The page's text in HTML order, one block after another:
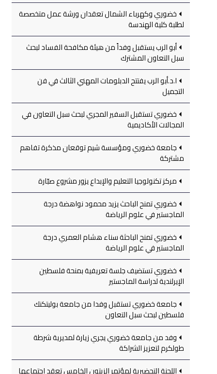
خضوري وكهرباء الشمال تعقدان ورشة عمل متخصصة
لطلبة كلية الهندسة
أبو الرب يستقبل وفداً من هيئة مكافحة الفساد لبحث
سبل التعاون المشترك
ا.د.أبو الرب يفتتح الدبلومات المهني الثالث في فن
التجميل
خضوري تستقبل السفير المجري لبحث سبل التعاون في
المجالات الأكاديمية
جامعة خضوري ومؤسسة شيم توقعان مذكرة تفاهم
مشتركة
مركز تكنولوجيا التعليم والإبداع يزور مشروع صبّارة
خضوري تمنح الباحث يزيد محمود نواهضة درجة
الماجستير في علوم الرياضة
خضوري تمنح الباحثة سناء هشام العمري درجة
الماجستير في علوم الرياضة
خضوري تستضيف جلسة تعريفية بمنحة فلسطين
الإيرلندية لدراسة الماجستير
جامعة خضوري تستقبل وفدا من جامعة بوليتكنك
فلسطين لبحث سبل التعاون
وفد من جامعة خضوري يجري زيارة لمديرية شرطة
طولكرم لتعزيز الشراكة
اللجنة التحضيرية لمؤتمر الزيتون الخامس تعقد اجتماعها